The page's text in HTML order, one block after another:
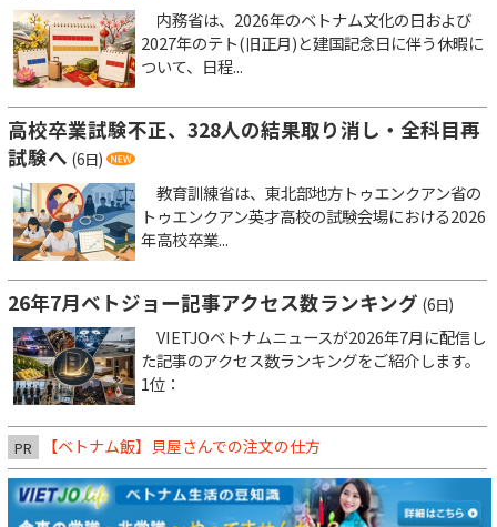
内務省は、2026年のベトナム文化の日および
2027年のテト(旧正月)と建国記念日に伴う休暇に
ついて、日程...
高校卒業試験不正、328人の結果取り消し・全科目再
試験へ (6日)
教育訓練省は、東北部地方トゥエンクアン省の
トゥエンクアン英才高校の試験会場における2026
年高校卒業...
26年7月ベトジョー記事アクセス数ランキング (6日)
VIETJOベトナムニュースが2026年7月に配信し
た記事のアクセス数ランキングをご紹介します。
1位：
PR 【ベトナム飯】貝屋さんでの注文の仕方